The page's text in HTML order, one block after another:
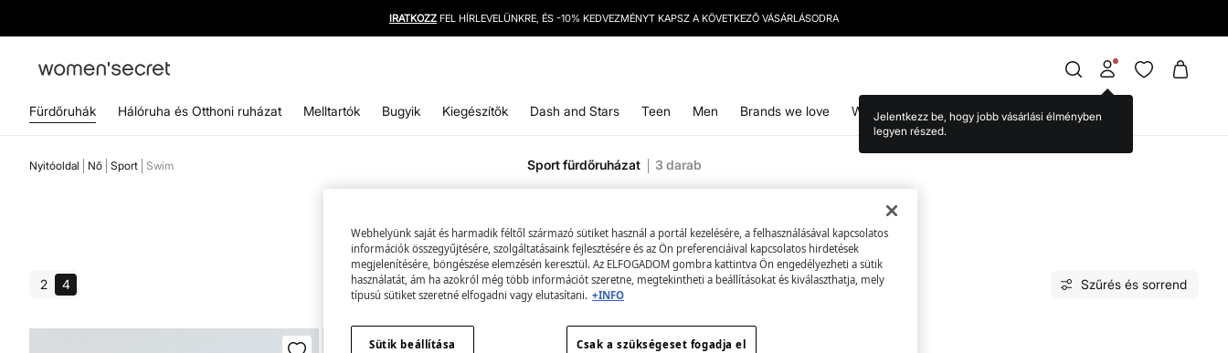
INGYENES SZÁLLÍTÁS 12000 HUF FELETT
Fürdőruhák Hálóruha és Otthoni ruházat Melltartók Bugyik Kiegészítők Dash and Stars Teen Men Brands we love WS World
Nyitóoldal Nő Sport Swim Sport fürdőruházat 3 darab
2 4 Szűrés és sorrend
Webhelyünk saját és harmadik féltől származó sütiket használ a portál kezelésére, a felhasználásával kapcsolatos
információk összegyűjtésére, szolgáltatásaink fejlesztésére és az Ön preferenciáival kapcsolatos hirdetések
megjelenítésére, böngészése elemzésén keresztül. Az ELFOGADOM gombra kattintva Ön engedélyezheti a sütik
használatát, ám ha azokról még több információt szeretne, megtekintheti a beállításokat és kiválaszthatja, mely
típusú sütiket szeretné elfogadni vagy elutasítani. +INFO
Csak a szükségeset fogadja el
Sütik beállítása